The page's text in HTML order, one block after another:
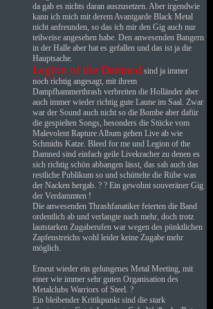
da gab es nichts daran auszusetzen. Aber irgendwie
kann ich mich mit derem Avantgarde Black Metal
nicht anfreunden, so das ich mir den Gig auch nur
teilweise angesehen habe. Den anwesenden Bangern
in der Halle aber hat es gefallen und das ist ja die
Hauptsache.
Legion of the Damned sind ja immer
noch richtig angesagt, mit ihrem
Dampfhammerthrash verbreiten die Holländer aber
auch immer wieder richtig gute Laune im Saal. Zwar
war der Sound auch nicht so die Bombe aber dafür
die gespielten Songs, besonders die Stücke vom
Malevolent Rapture Album gehen Live ab wie
Schmidts Katze. Bleed for me und Legion of the
Damned sind einfach geile Livekracher zu denen es
sich richtig schön abbangen lässt, das sah auch das
restliche Publikum so und schüttelte die Rübe was
der Nacken hergab. ? ? Ein gewohnt souveräner Gig
der Verdammten !
Die anwesenden Thrashfanatiker feierten die Band
ordentlich ab und verlangte nach mehr, doch trotz
lautstarken Zugaberufen war wegen des pünktlichen
Zapfenstreichs wohl leider keine Zugabe mehr
möglich.
Erneut wieder ein gelungenes Metal Meeting, mit
einer wie immer sehr guten Organisation des
Metalclubs Warriors of Steel. ?
Ein bleibender Kritikpunkt sind die stark